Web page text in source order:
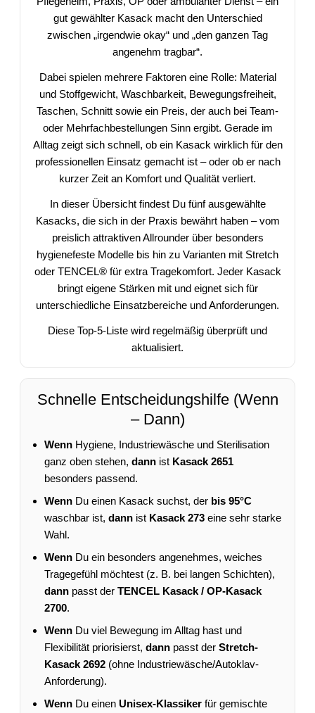
gut gewählter Kasack macht den Unterschied
zwischen „irgendwie okay“ und „den ganzen Tag
angenehm tragbar“.
Dabei spielen mehrere Faktoren eine Rolle: Material
und Stoffgewicht, Waschbarkeit, Bewegungsfreiheit,
Taschen, Schnitt sowie ein Preis, der auch bei Team-
oder Mehrfachbestellungen Sinn ergibt. Gerade im
Alltag zeigt sich schnell, ob ein Kasack wirklich für den
professionellen Einsatz gemacht ist – oder ob er nach
kurzer Zeit an Komfort und Qualität verliert.
In dieser Übersicht findest Du fünf ausgewählte
Kasacks, die sich in der Praxis bewährt haben – vom
preislich attraktiven Allrounder über besonders
hygienefeste Modelle bis hin zu Varianten mit Stretch
oder TENCEL® für extra Tragekomfort. Jeder Kasack
bringt eigene Stärken mit und eignet sich für
unterschiedliche Einsatzbereiche und Anforderungen.
Diese Top-5-Liste wird regelmäßig überprüft und
aktualisiert.
Schnelle Entscheidungshilfe (Wenn
– Dann)
Wenn Hygiene, Industriewäsche und Sterilisation
ganz oben stehen, dann ist Kasack 2651
besonders passend.
Wenn Du einen Kasack suchst, der bis 95°C
waschbar ist, dann ist Kasack 273 eine sehr starke
Wahl.
Wenn Du ein besonders angenehmes, weiches
Tragegefühl möchtest (z. B. bei langen Schichten),
dann passt der TENCEL Kasack / OP-Kasack
2700.
Wenn Du viel Bewegung im Alltag hast und
Flexibilität priorisierst, dann passt der Stretch-
Kasack 2692 (ohne Industriewäsche/Autoklav-
Anforderung).
Wenn Du einen Unisex-Klassiker für gemischte